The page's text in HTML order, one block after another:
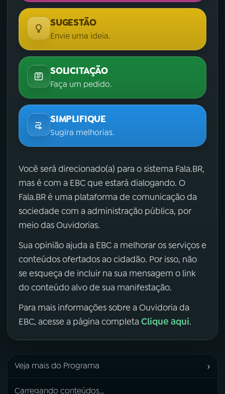
SUGESTÃO
Envie uma ideia.
SOLICITAÇÃO
Faça um pedido.
SIMPLIFIQUE
Sugira melhorias.
Você será direcionado(a) para o sistema Fala.BR,
mas é com a EBC que estará dialogando. O
Fala.BR é uma plataforma de comunicação da
sociedade com a administração pública, por
meio das Ouvidorias.
Sua opinião ajuda a EBC a melhorar os serviços e
conteúdos ofertados ao cidadão. Por isso, não
se esqueça de incluir na sua mensagem o link
do conteúdo alvo de sua manifestação.
Para mais informações sobre a Ouvidoria da
EBC, acesse a página completa Clique aqui.
Veja mais do Programa ›
Carregando conteúdos...